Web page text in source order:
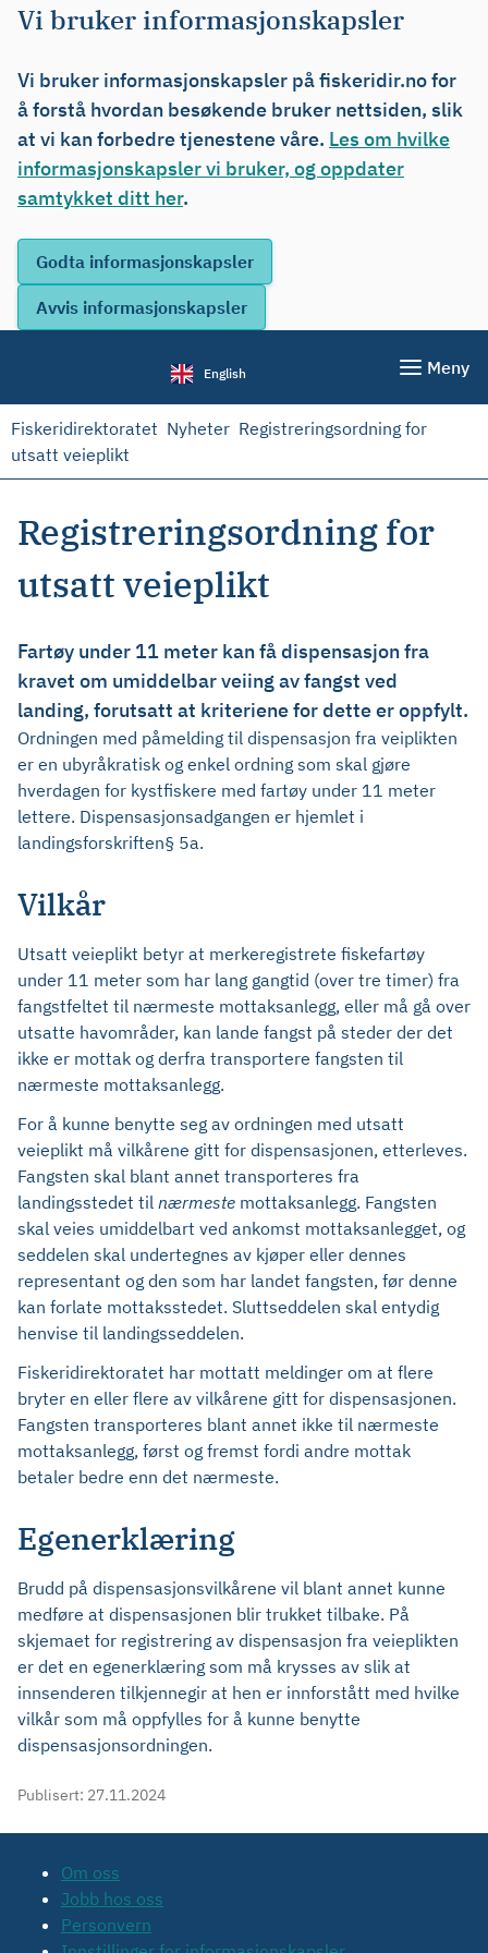
Vi bruker informasjonskapsler
Vi bruker informasjonskapsler på fiskeridir.no for
å forstå hvordan besøkende bruker nettsiden, slik
at vi kan forbedre tjenestene våre. Les om hvilke
informasjonskapsler vi bruker, og oppdater
samtykket ditt her.
English Meny
Fiskeridirektoratet Nyheter Registreringsordning for
utsatt veieplikt
Registreringsordning for
utsatt veieplikt
Fartøy under 11 meter kan få dispensasjon fra
kravet om umiddelbar veiing av fangst ved
landing, forutsatt at kriteriene for dette er oppfylt.
Ordningen med påmelding til dispensasjon fra veiplikten
er en ubyråkratisk og enkel ordning som skal gjøre
hverdagen for kystfiskere med fartøy under 11 meter
lettere. Dispensasjonsadgangen er hjemlet i
landingsforskriften§ 5a.
Vilkår
Utsatt veieplikt betyr at merkeregistrete fiskefartøy
under 11 meter som har lang gangtid (over tre timer) fra
fangstfeltet til nærmeste mottaksanlegg, eller må gå over
utsatte havområder, kan lande fangst på steder der det
ikke er mottak og derfra transportere fangsten til
nærmeste mottaksanlegg.
For å kunne benytte seg av ordningen med utsatt
veieplikt må vilkårene gitt for dispensasjonen, etterleves.
Fangsten skal blant annet transporteres fra
landingsstedet til nærmeste mottaksanlegg. Fangsten
skal veies umiddelbart ved ankomst mottaksanlegget, og
seddelen skal undertegnes av kjøper eller dennes
representant og den som har landet fangsten, før denne
kan forlate mottaksstedet. Sluttseddelen skal entydig
henvise til landingsseddelen.
Fiskeridirektoratet har mottatt meldinger om at flere
bryter en eller flere av vilkårene gitt for dispensasjonen.
Fangsten transporteres blant annet ikke til nærmeste
mottaksanlegg, først og fremst fordi andre mottak
betaler bedre enn det nærmeste.
Egenerklæring
Brudd på dispensasjonsvilkårene vil blant annet kunne
medføre at dispensasjonen blir trukket tilbake. På
skjemaet for registrering av dispensasjon fra veieplikten
er det en egenerklæring som må krysses av slik at
innsenderen tilkjennegir at hen er innforstått med hvilke
vilkår som må oppfylles for å kunne benytte
dispensasjonsordningen.
Publisert: 27.11.2024
Om oss
Jobb hos oss
Personvern